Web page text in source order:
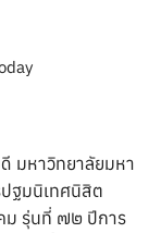
หาวิทยาลัยมหา
ฐมนิเทศนิสิต
ม รุ่นที่ ๗๒ ปีการ